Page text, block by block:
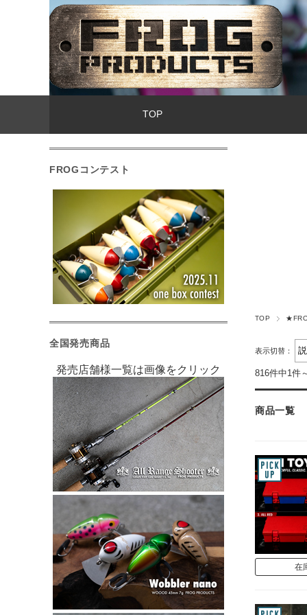
TOP
TOP
表示切替：
816件中1件
商品一覧
在
FROGコンテスト
全国発売商品
発売店舗様一覧は画像をクリック